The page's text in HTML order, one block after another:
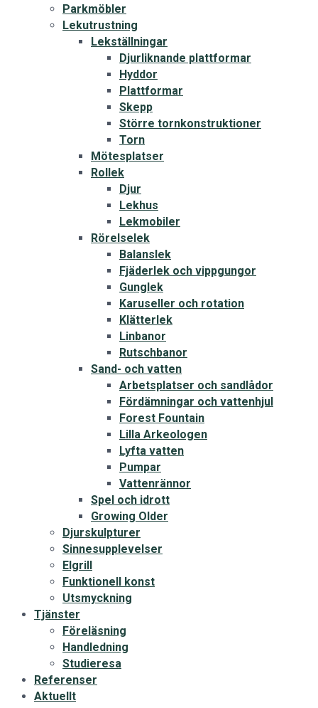
Parkmöbler
Lekutrustning
Lekställningar
Djurliknande plattformar
Hyddor
Plattformar
Skepp
Större tornkonstruktioner
Torn
Mötesplatser
Rollek
Djur
Lekhus
Lekmobiler
Rörelselek
Balanslek
Fjäderlek och vippgungor
Gunglek
Karuseller och rotation
Klätterlek
Linbanor
Rutschbanor
Sand- och vatten
Arbetsplatser och sandlådor
Fördämningar och vattenhjul
Forest Fountain
Lilla Arkeologen
Lyfta vatten
Pumpar
Vattenrännor
Spel och idrott
Growing Older
Djurskulpturer
Sinnesupplevelser
Elgrill
Funktionell konst
Utsmyckning
Tjänster
Föreläsning
Handledning
Studieresa
Referenser
Aktuellt